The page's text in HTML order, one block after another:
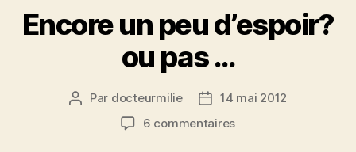
Encore un peu d’espoir?
ou pas …
Auteur
Par docteurmilie
Date
de
14 mai 2012
6 commentairessur